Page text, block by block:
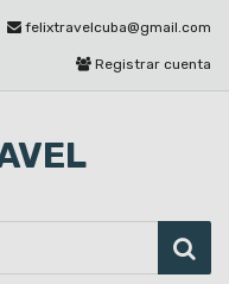
felixtravelcuba@gmail.com
Registrar cuenta